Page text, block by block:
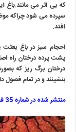
که بی اثر می
سپرده می شود چراکه
افتد.
احجام سبز در باغ بعثت
پشت پرده درختان راه
درختان برگ ریز که
بنشینند و در تمام فصول
منتشر شده در شماره 35 فصلنامه معماری و ساختمان